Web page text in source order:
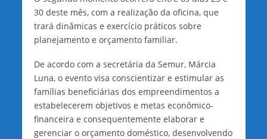
30 deste mês, com a realização da oficina, que
trará dinâmicas e exercício práticos sobre
planejamento e orçamento familiar.
De acordo com a secretária da Semur, Márcia
Luna, o evento visa conscientizar e estimular as
famílias beneficiárias dos empreendimentos a
estabelecerem objetivos e metas econômico-
financeira e consequentemente elaborar e
gerenciar o orçamento doméstico, desenvolvendo